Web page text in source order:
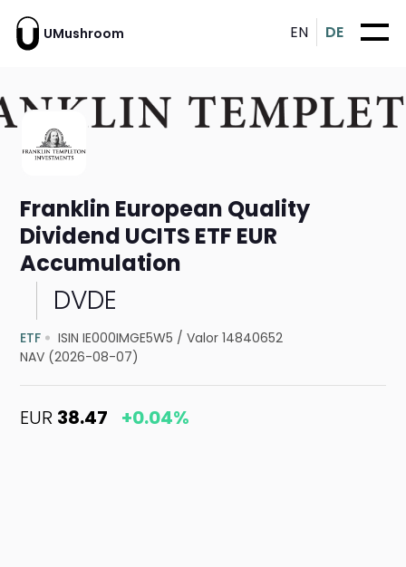
UMushroom EN DE
Franklin European Quality
Dividend UCITS ETF EUR
Accumulation
DVDE
ETF ISIN IE000IMGE5W5 /Valor 14840652
NAV (2026-08-07)
EUR 38.47 +0.04%